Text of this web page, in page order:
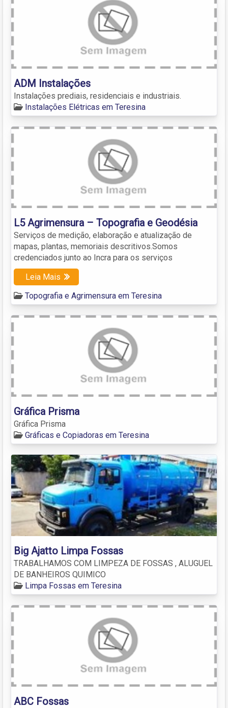
ADM Instalações
Instalações prediais, residenciais e industriais.
Instalações Elétricas em Teresina
L5 Agrimensura – Topografia e Geodésia
Serviços de medição, elaboração e atualização de
mapas, plantas, memoriais descritivos.Somos
credenciados junto ao Incra para os serviços
Leia Mais
Topografia e Agrimensura em Teresina
Gráfica Prisma
Gráfica Prisma
Gráficas e Copiadoras em Teresina
Big Ajatto Limpa Fossas
TRABALHAMOS COM LIMPEZA DE FOSSAS , ALUGUEL
DE BANHEIROS QUIMICO
Limpa Fossas em Teresina
ABC Fossas